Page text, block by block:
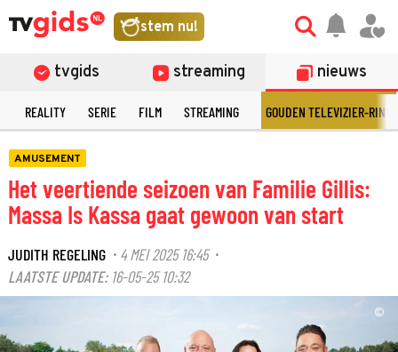
stem nu!
tvgids streaming nieuws
REALITY SERIE FILM STREAMING GOUDEN TELEVIZIER-RING
AMUSEMENT
Het veertiende seizoen van Familie Gillis:
Massa Is Kassa gaat gewoon van start
JUDITH REGELING · 4 MEI 2025 16:45·
LAATSTE UPDATE: 16-05-25 10:32
©